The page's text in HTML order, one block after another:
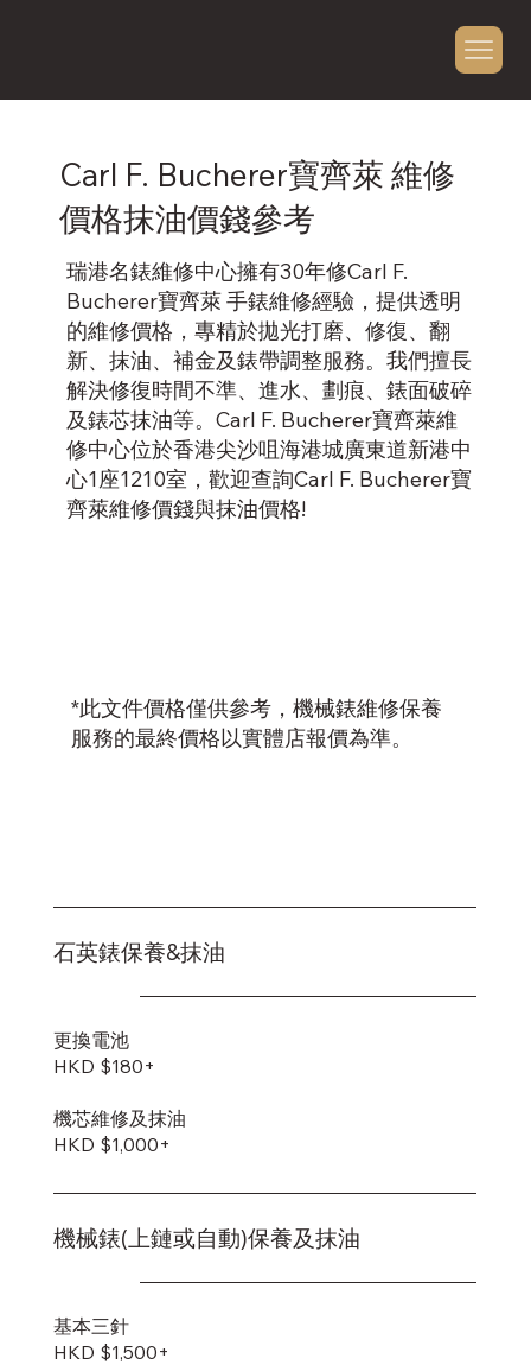
Carl F. Bucherer寶齊萊 維修
價格抹油價錢參考
瑞港名錶維修中心擁有30年修Carl F.
Bucherer寶齊萊 手錶維修經驗，提供透明
的維修價格，專精於拋光打磨、修復、翻
新、抹油、補金及錶帶調整服務。我們擅長
解決修復時間不準、進水、劃痕、錶面破碎
及錶芯抹油等。Carl F. Bucherer寶齊萊維
修中心位於香港尖沙咀海港城廣東道新港中
心1座1210室，歡迎查詢Carl F. Bucherer寶
齊萊維修價錢與抹油價格!
*此文件價格僅供參考，機械錶維修保養
服務的最終價格以實體店報價為準。
石英錶保養&抹油
更換電池
HKD $180+
機芯維修及抹油
HKD $1,000+
機械錶(上鏈或自動)保養及抹油
基本三針
HKD $1,500+